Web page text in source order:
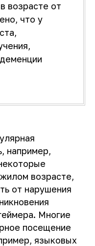
возрасте от
что у
например,
возрасте,
от нарушения
Многие
посещение
языковых